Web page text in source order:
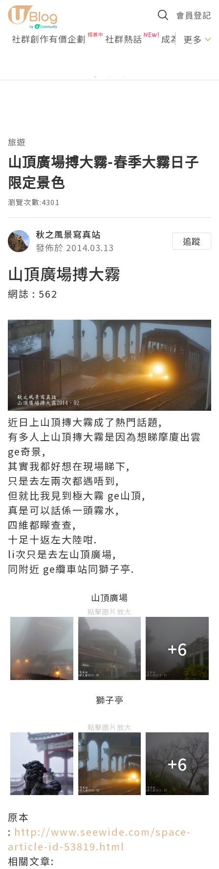
會員登記
社群創作有價企劃 社群熱話 成為U更多
旅遊
山頂廣場搏大霧-春季大霧日子
限定景色
瀏覽次數:4301
秋之風景寫真站
發佈於 2014.03.13
追蹤
山頂廣場搏大霧
網誌 : 562
近日上山頂摶大霧成了熱門話題,
有多人上山頂摶大霧是因為想睇摩廈出雲
ge奇景,
其實我都好想在現場睇下,
只是去左兩次都遇唔到,
但就比我見到極大霧 ge山頂,
真是可以話係一頭霧水,
四維都矇查查,
十足十返左大陸咁.
li次只是去左山頂廣場,
同附近 ge纜車站同獅子亭.
山頂廣場
點擊圖片放大
+6
獅子亭
點擊圖片放大
+6
原本
: http://www.seewide.com/space-
article-id-53819.html
相關文章: